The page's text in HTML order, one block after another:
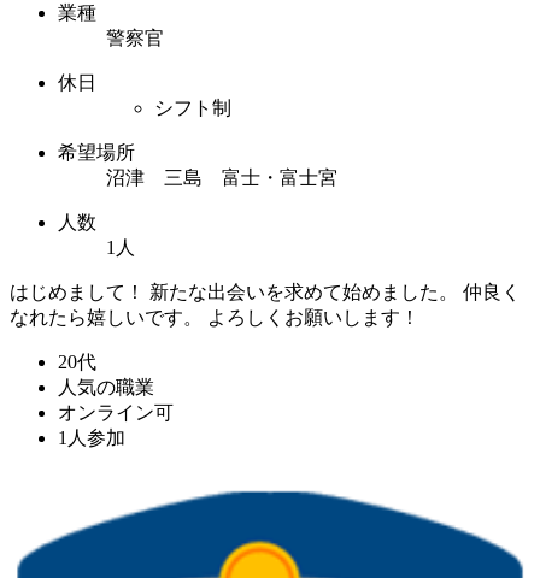
業種
警察官
休日
シフト制
希望場所
沼津 三島 富士・富士宮
人数
1人
はじめまして！ 新たな出会いを求めて始めました。 仲良く
なれたら嬉しいです。 よろしくお願いします！
20代
人気の職業
オンライン可
1人参加